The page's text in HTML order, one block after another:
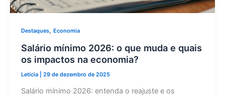
Destaques, Economia
Salário mínimo 2026: o que muda e quais
os impactos na economia?
Letícia 29 de dezembro de 2025
Salário mínimo 2026: entenda o reajuste e os